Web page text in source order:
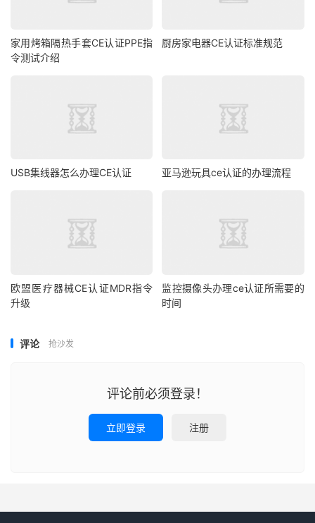
家用烤箱隔热手套CE认证PPE指
令测试介绍
厨房家电器CE认证标准规范
USB集线器怎么办理CE认证 亚马逊玩具ce认证的办理流程
欧盟医疗器械CE认证MDR指令
升级
监控摄像头办理ce认证所需要的
时间
评论 抢沙发
评论前必须登录！
立即登录 注册